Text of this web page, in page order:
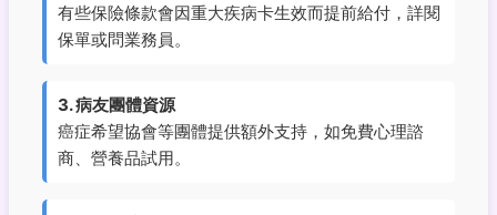
有些保險條款會因重大疾病卡生效而提前給付，詳閱
保單或問業務員。
3. 病友團體資源
癌症希望協會等團體提供額外支持，如免費心理諮
商、營養品試用。